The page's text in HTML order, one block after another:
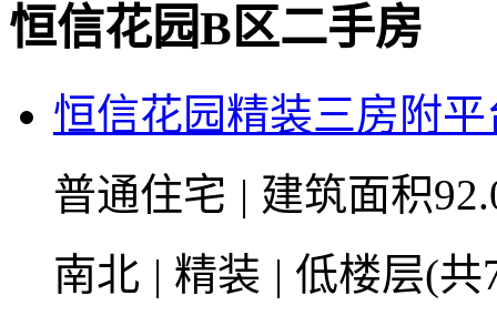
恒信花园B区二手房
恒信花园精装三房附
普通住宅 | 建筑面积
南北 | 精装 | 低楼层(